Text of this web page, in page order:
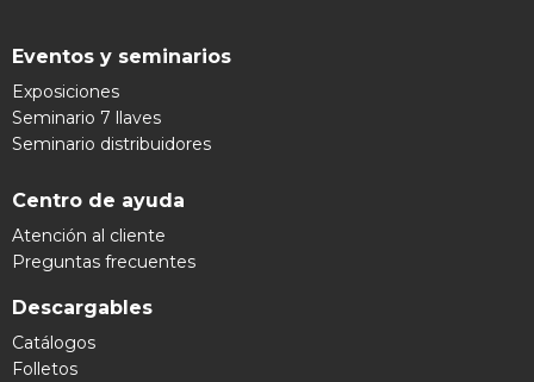
Eventos y seminarios
Exposiciones
Seminario 7 llaves
Seminario distribuidores
Centro de ayuda
Atención al cliente
Preguntas frecuentes
Descargables
Catálogos
Folletos